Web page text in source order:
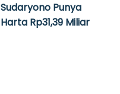
Sudaryono Punya
Harta Rp31,39 Miliar